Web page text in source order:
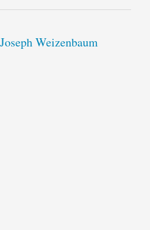
Weizenbaum